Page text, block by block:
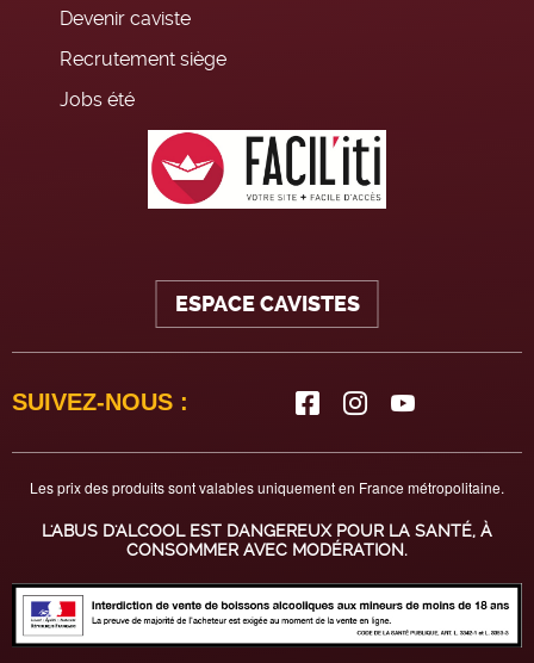
Devenir caviste
Recrutement siège
Jobs été
ESPACE CAVISTES
SUIVEZ-NOUS :
Les prix des produits sont valables uniquement en France métropolitaine.
L'ABUS D'ALCOOL EST DANGEREUX POUR LA SANTÉ, À
CONSOMMER AVEC MODÉRATION.